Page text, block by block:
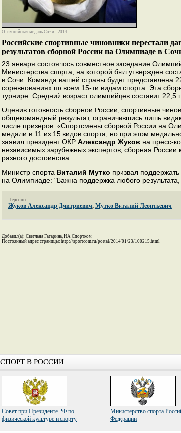
Олимпийская медаль Сочи - 2014
Российские спортивные чиновники перестали
результатов сборной России на Олимпиаде в
23 января состоялось совместное заседание
Министерства спорта, на которой был утвержден
в Сочи. Команда нашей страны будет представлена
соревнованиях по всем 15-ти видам спорта. Эта
турнире. Средний возраст олимпийцев составит 22,5
Оценив готовность сборной России, спортивные
общекомандный результат, ограничившись лишь
числе призеров: «Спортсмены сборной России на
медали в 11 из 15 видов спорта, но при этом
заявил президент ОКР Александр Жуков на пресс-
независимых зарубежных экспертов, сборная
разного достоинства.
Министр спорта Виталий Мутко призвал
на Олимпиаде: "Важна поддержка любого результата,
Персоны:
Жуков Александр Дмитриевич, Мутко Виталий Леонтьевич
Добавил(а): Светлана Гагарина, ИА Спортком
Постоянный адрес страницы: http://sportcom.ru/portal/2014/01/23/100215.html
СПОРТ В РОССИИ
Совет при Президенте РФ по
физической культуре и спорту
Министерство спорта
Федерации